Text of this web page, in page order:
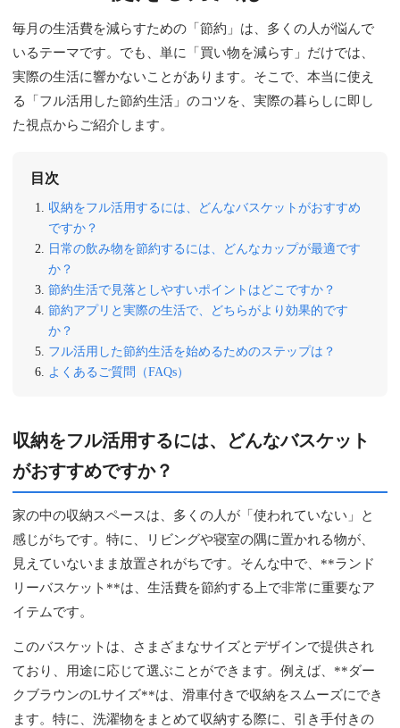
毎月の生活費を減らすための「節約」は、多くの人が悩んで
いるテーマです。でも、単に「買い物を減らす」だけでは、
実際の生活に響かないことがあります。そこで、本当に使え
る「フル活用した節約生活」のコツを、実際の暮らしに即し
た視点からご紹介します。
目次
収納をフル活用するには、どんなバスケットがおすすめ
ですか？
日常の飲み物を節約するには、どんなカップが最適です
か？
節約生活で見落としやすいポイントはどこですか？
節約アプリと実際の生活で、どちらがより効果的です
か？
フル活用した節約生活を始めるためのステップは？
よくあるご質問（FAQs）
収納をフル活用するには、どんなバスケット
がおすすめですか？
家の中の収納スペースは、多くの人が「使われていない」と
感じがちです。特に、リビングや寝室の隅に置かれる物が、
見えていないまま放置されがちです。そんな中で、**ランド
リーバスケット**は、生活費を節約する上で非常に重要なア
イテムです。
このバスケットは、さまざまなサイズとデザインで提供され
ており、用途に応じて選ぶことができます。例えば、**ダー
クブラウンのLサイズ**は、滑車付きで収納をスムーズにでき
ます。特に、洗濯物をまとめて収納する際に、引き手付きの